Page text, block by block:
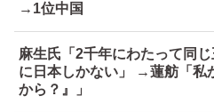
→1位中国
麻生氏「2千年にわたって同
に日本しかない」 →蓮舫「私
から？』」